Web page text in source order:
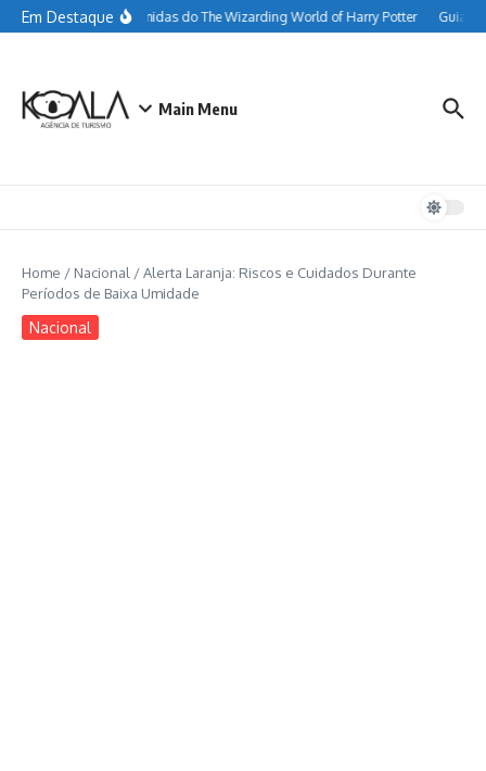
Ir para o conteúdo
Em Destaque
Tudo sobre as comidas do The Wizarding World of Harry Potter Guia
Main Menu
Home / Nacional /Alerta Laranja: Riscos e Cuidados Durante
Períodos de Baixa Umidade
Nacional